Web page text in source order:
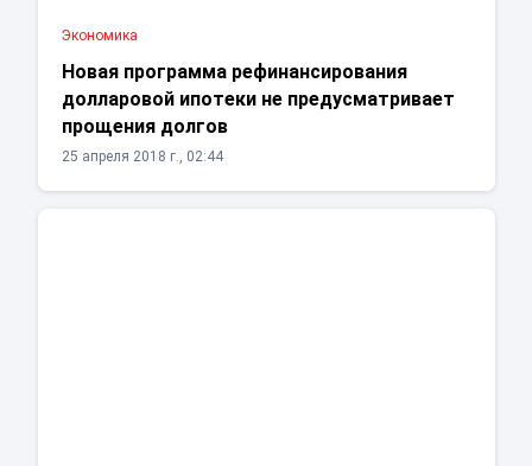
Экономика
Новая программа рефинансирования
долларовой ипотеки не предусматривает
прощения долгов
25 апреля 2018 г., 02:44